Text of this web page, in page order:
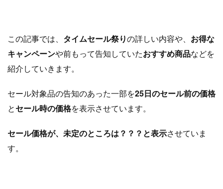
この記事では、 タイムセール祭りの詳しい内容や、 お得な
キャンペーンや前もって告知していたおすすめ商品などを
紹介していきます。
セール対象品の告知のあった一部を25日のセール前の価格
とセール時の価格を表示させています。
セール価格が、未定のところは？？？と表示させていま
す。